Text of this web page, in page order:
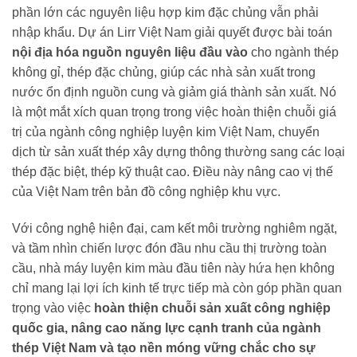
phần lớn các nguyên liệu hợp kim đặc chủng vẫn phải
nhập khẩu. Dự án Lirr Việt Nam giải quyết được bài toán
nội địa hóa nguồn nguyên liệu đầu vào cho ngành thép
không gỉ, thép đặc chủng, giúp các nhà sản xuất trong
nước ổn định nguồn cung và giảm giá thành sản xuất. Nó
là một mắt xích quan trọng trong việc hoàn thiện chuỗi giá
trị của ngành công nghiệp luyện kim Việt Nam, chuyển
dịch từ sản xuất thép xây dựng thông thường sang các loại
thép đặc biệt, thép kỹ thuật cao. Điều này nâng cao vị thế
của Việt Nam trên bản đồ công nghiệp khu vực.
Với công nghệ hiện đại, cam kết môi trường nghiêm ngặt,
và tầm nhìn chiến lược đón đầu nhu cầu thị trường toàn
cầu, nhà máy luyện kim màu đầu tiên này hứa hẹn không
chỉ mang lại lợi ích kinh tế trực tiếp mà còn góp phần quan
trọng vào việc hoàn thiện chuỗi sản xuất công nghiệp
quốc gia, nâng cao năng lực cạnh tranh của ngành
thép Việt Nam và tạo nền móng vững chắc cho sự